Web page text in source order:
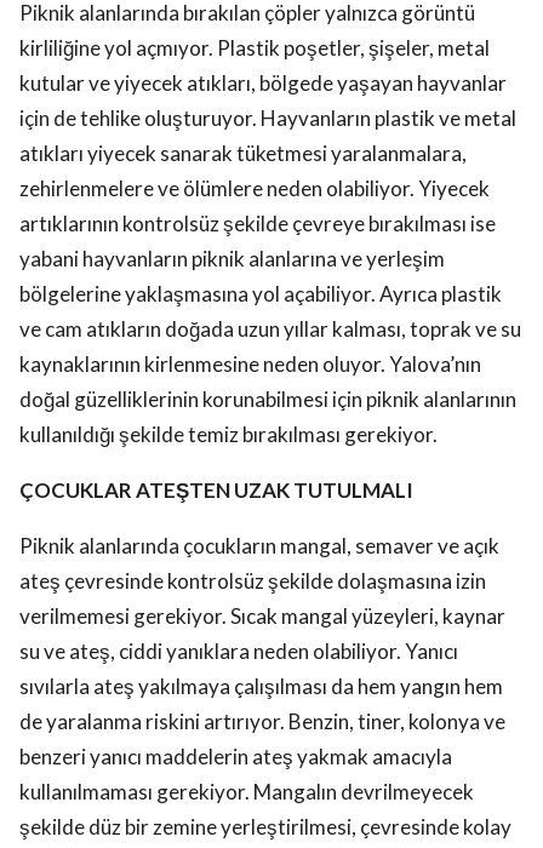
Piknik alanlarında bırakılan çöpler yalnızca görüntü
kirliliğine yol açmıyor. Plastik poşetler, şişeler, metal
kutular ve yiyecek atıkları, bölgede yaşayan hayvanlar
için de tehlike oluşturuyor. Hayvanların plastik ve metal
atıkları yiyecek sanarak tüketmesi yaralanmalara,
zehirlenmelere ve ölümlere neden olabiliyor. Yiyecek
artıklarının kontrolsüz şekilde çevreye bırakılması ise
yabani hayvanların piknik alanlarına ve yerleşim
bölgelerine yaklaşmasına yol açabiliyor. Ayrıca plastik
ve cam atıkların doğada uzun yıllar kalması, toprak ve su
kaynaklarının kirlenmesine neden oluyor. Yalova’nın
doğal güzelliklerinin korunabilmesi için piknik alanlarının
kullanıldığı şekilde temiz bırakılması gerekiyor.
ÇOCUKLAR ATEŞTEN UZAK TUTULMALI
Piknik alanlarında çocukların mangal, semaver ve açık
ateş çevresinde kontrolsüz şekilde dolaşmasına izin
verilmemesi gerekiyor. Sıcak mangal yüzeyleri, kaynar
su ve ateş, ciddi yanıklara neden olabiliyor. Yanıcı
sıvılarla ateş yakılmaya çalışılması da hem yangın hem
de yaralanma riskini artırıyor. Benzin, tiner, kolonya ve
benzeri yanıcı maddelerin ateş yakmak amacıyla
kullanılmaması gerekiyor. Mangalın devrilmeyecek
şekilde düz bir zemine yerleştirilmesi, çevresinde kolay